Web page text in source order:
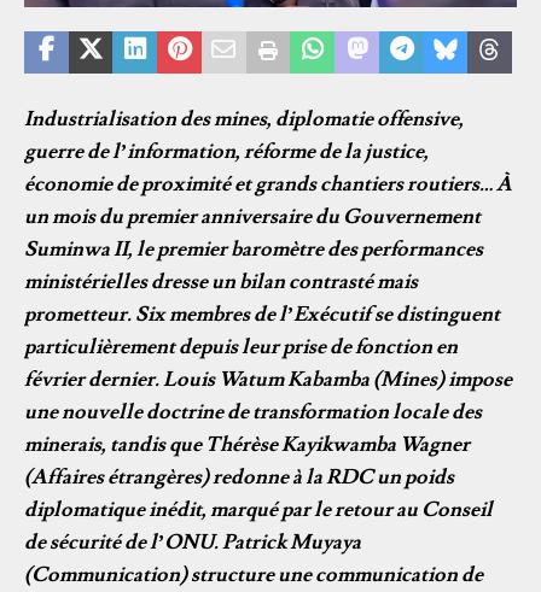
Industrialisation des mines, diplomatie offensive,
guerre de l’information, réforme de la justice,
économie de proximité et grands chantiers routiers… À
un mois du premier anniversaire du Gouvernement
Suminwa II, le premier baromètre des performances
ministérielles dresse un bilan contrasté mais
prometteur. Six membres de l’Exécutif se distinguent
particulièrement depuis leur prise de fonction en
février dernier. Louis Watum Kabamba (Mines) impose
une nouvelle doctrine de transformation locale des
minerais, tandis que Thérèse Kayikwamba Wagner
(Affaires étrangères) redonne à la RDC un poids
diplomatique inédit, marqué par le retour au Conseil
de sécurité de l’ONU. Patrick Muyaya
(Communication) structure une communication de